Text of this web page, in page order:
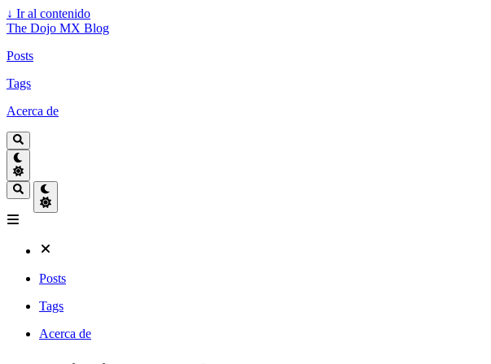
↓ Ir al contenido
The Dojo MX Blog
Posts
Tags
Acerca de
Posts
Tags
Acerca de